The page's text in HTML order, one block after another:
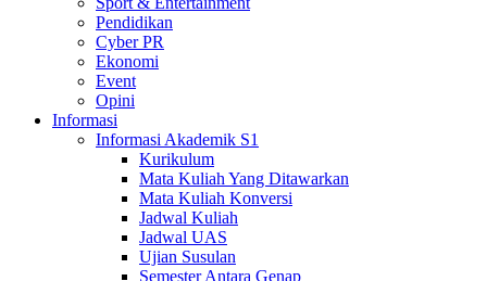
Pendidikan
Cyber PR
Ekonomi
Event
Opini
Informasi
Informasi Akademik S1
Kurikulum
Mata Kuliah Yang Ditawarkan
Mata Kuliah Konversi
Jadwal Kuliah
Jadwal UAS
Ujian Susulan
Semester Antara Genap